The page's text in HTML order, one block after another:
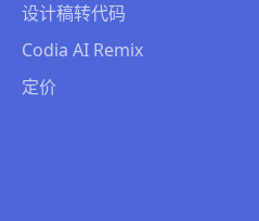
设计稿转代码
Codia AI Remix
定价